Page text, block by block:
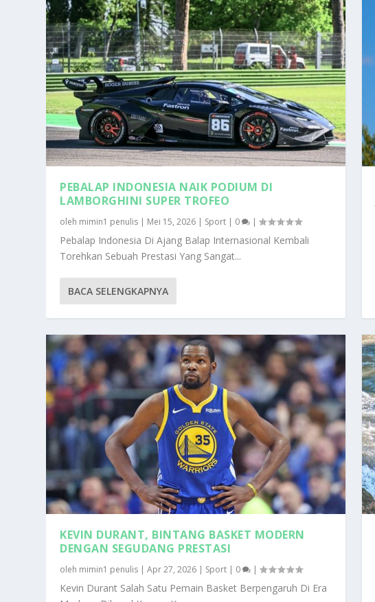
PEBALAP INDONESIA NAIK PODIUM DI
LAMBORGHINI SUPER TROFEO
oleh mimin1 penulis | Mei 15, 2026 | Sport | 0 |
Pebalap Indonesia Di Ajang Balap Internasional Kembali
Torehkan Sebuah Prestasi Yang Sangat...
BACA SELENGKAPNYA
KEVIN DURANT, BINTANG BASKET MODERN
DENGAN SEGUDANG PRESTASI
oleh mimin1 penulis |Apr 27, 2026 | Sport | 0 |
Kevin Durant Salah Satu Pemain Basket Berpengaruh Di Era